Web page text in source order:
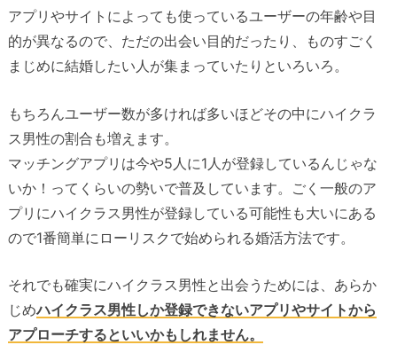
アプリやサイトによっても使っているユーザーの年齢や目
的が異なるので、ただの出会い目的だったり、ものすごく
まじめに結婚したい人が集まっていたりといろいろ。
もちろんユーザー数が多ければ多いほどその中にハイクラ
ス男性の割合も増えます。
マッチングアプリは今や5人に1人が登録しているんじゃな
いか！ってくらいの勢いで普及しています。ごく一般のア
プリにハイクラス男性が登録している可能性も大いにある
ので1番簡単にローリスクで始められる婚活方法です。
それでも確実にハイクラス男性と出会うためには、あらか
じめハイクラス男性しか登録できないアプリやサイトから
アプローチするといいかもしれません。